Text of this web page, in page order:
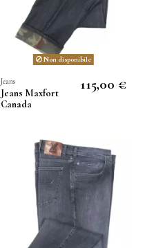
Non disponibile
Jeans
Jeans Maxfort
Canada
115,00 €